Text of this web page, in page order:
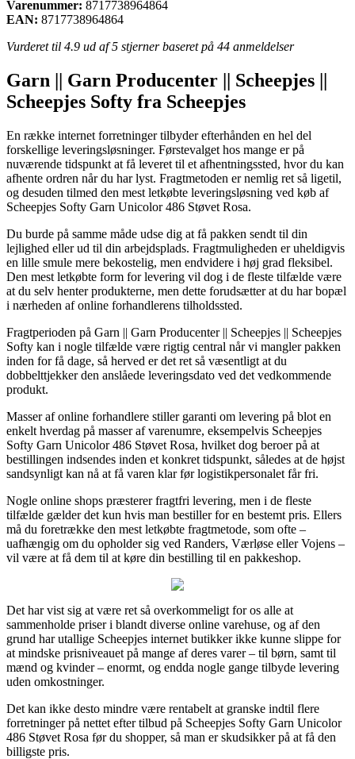
Varenummer: 8717738964864
EAN: 8717738964864
Vurderet til 4.9 ud af 5 stjerner baseret på 44 anmeldelser
Garn || Garn Producenter || Scheepjes ||
Scheepjes Softy fra Scheepjes
En række internet forretninger tilbyder efterhånden en hel del
forskellige leveringsløsninger. Førstevalget hos mange er på
nuværende tidspunkt at få leveret til et afhentningssted, hvor du kan
afhente ordren når du har lyst. Fragtmetoden er nemlig ret så ligetil,
og desuden tilmed den mest letkøbte leveringsløsning ved køb af
Scheepjes Softy Garn Unicolor 486 Støvet Rosa.
Du burde på samme måde udse dig at få pakken sendt til din
lejlighed eller ud til din arbejdsplads. Fragtmuligheden er uheldigvis
en lille smule mere bekostelig, men endvidere i høj grad fleksibel.
Den mest letkøbte form for levering vil dog i de fleste tilfælde være
at du selv henter produkterne, men dette forudsætter at du har bopæl
i nærheden af online forhandlerens tilholdssted.
Fragtperioden på Garn || Garn Producenter || Scheepjes || Scheepjes
Softy kan i nogle tilfælde være rigtig central når vi mangler pakken
inden for få dage, så herved er det ret så væsentligt at du
dobbelttjekker den anslåede leveringsdato ved det vedkommende
produkt.
Masser af online forhandlere stiller garanti om levering på blot en
enkelt hverdag på masser af varenumre, eksempelvis Scheepjes
Softy Garn Unicolor 486 Støvet Rosa, hvilket dog beroer på at
bestillingen indsendes inden et konkret tidspunkt, således at de højst
sandsynligt kan nå at få varen klar før logistikpersonalet får fri.
Nogle online shops præsterer fragtfri levering, men i de fleste
tilfælde gælder det kun hvis man bestiller for en bestemt pris. Ellers
må du foretrække den mest letkøbte fragtmetode, som ofte –
uafhængig om du opholder sig ved Randers, Værløse eller Vojens –
vil være at få dem til at køre din bestilling til en pakkeshop.
Det har vist sig at være ret så overkommeligt for os alle at
sammenholde priser i blandt diverse online varehuse, og af den
grund har utallige Scheepjes internet butikker ikke kunne slippe for
at mindske prisniveauet på mange af deres varer – til børn, samt til
mænd og kvinder – enormt, og endda nogle gange tilbyde levering
uden omkostninger.
Det kan ikke desto mindre være rentabelt at granske indtil flere
forretninger på nettet efter tilbud på Scheepjes Softy Garn Unicolor
486 Støvet Rosa før du shopper, så man er skudsikker på at få den
billigste pris.